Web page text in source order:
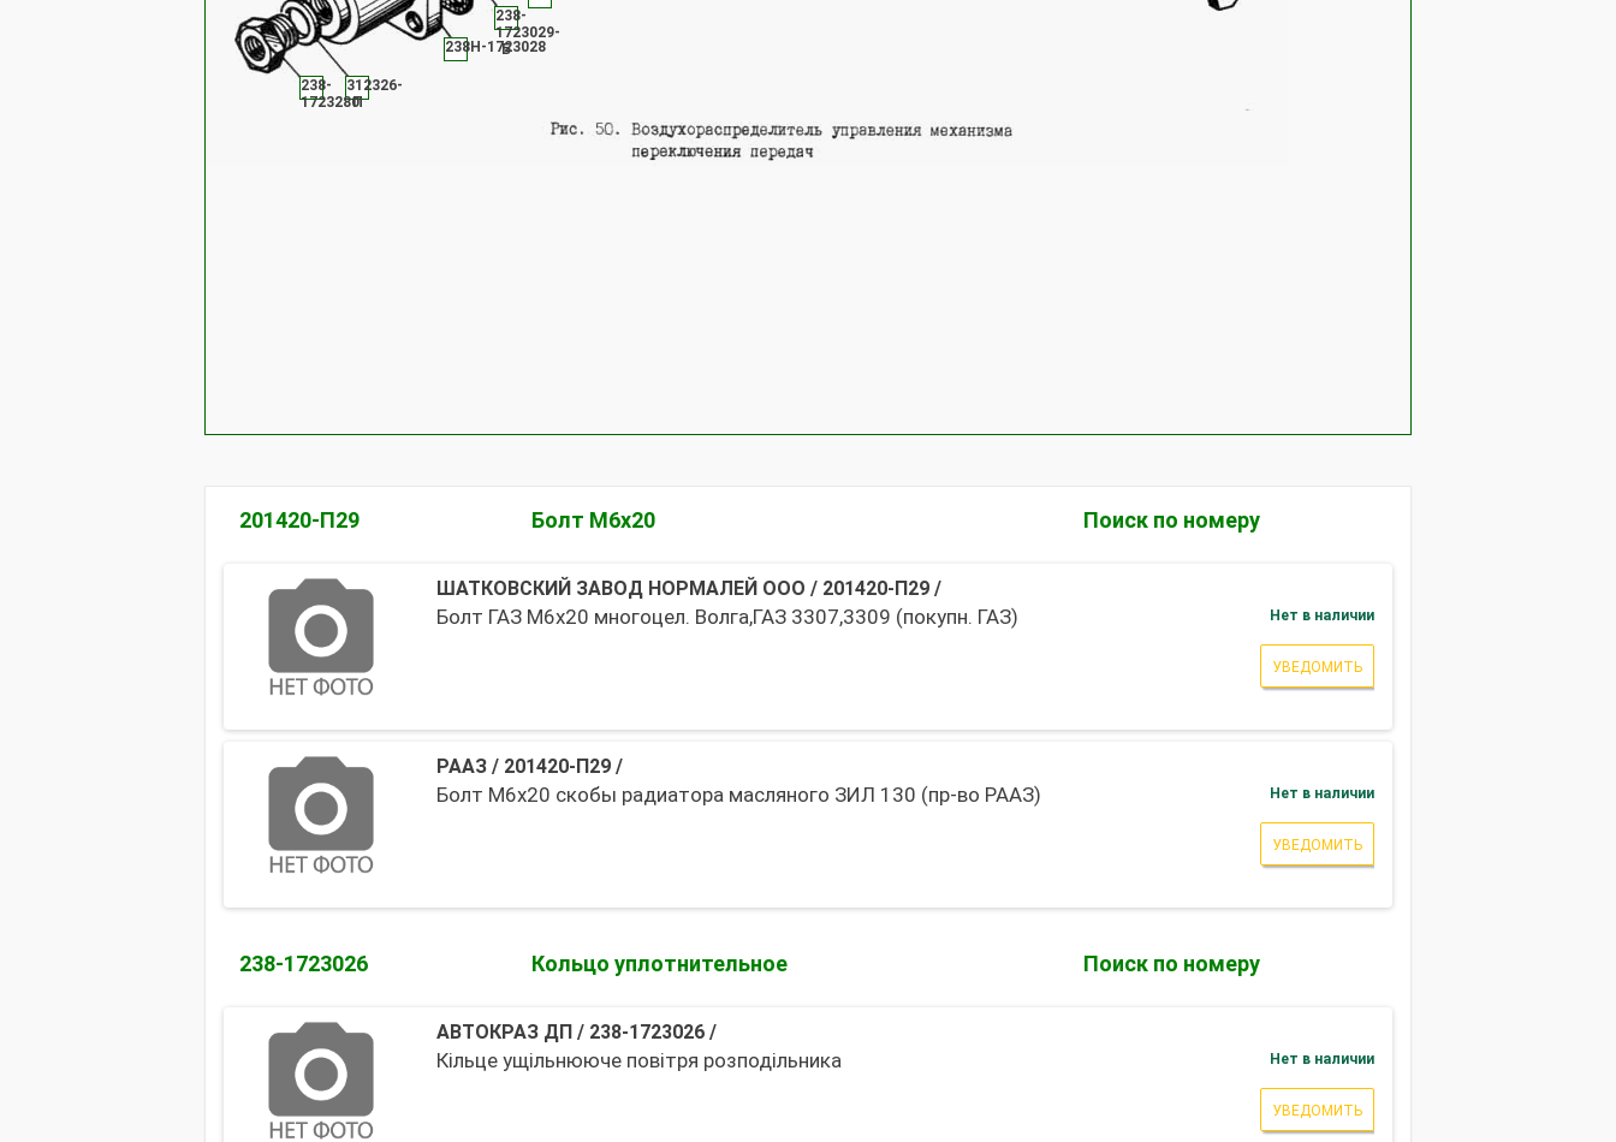
238-
1723029-
Б
238Н-1723028
312326-
П
238-
1723280
201420-П29 Болт М6х20 Поиск по номеру
ШАТКОВСКИЙ ЗАВОД НОРМАЛЕЙ ООО / 201420-П29/
Болт ГАЗ М6х20 многоцел. Волга,ГАЗ 3307,3309 (покупн. ГАЗ) Нет в наличии
УВЕДОМИТЬ
РААЗ/ 201420-П29/
Болт М6х20 скобы радиатора масляного ЗИЛ 130 (пр-во РААЗ) Нет в наличии
УВЕДОМИТЬ
238-1723026 Кольцо уплотнительное Поиск по номеру
АВТОКРАЗ ДП/ 238-1723026/
Кільце ущільнююче повітря розподільника Нет в наличии
УВЕДОМИТЬ